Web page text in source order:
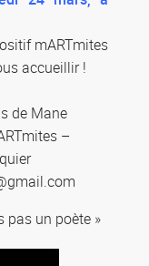
mARTmites
accueillir !
de Mane
–
pas un poète »